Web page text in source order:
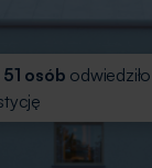
51 osób odwiedziło